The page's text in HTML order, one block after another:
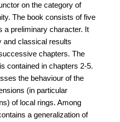
on the category of
The book consists of five
a preliminary character. It
and classical results
chapters. The
contained in chapters 2-5.
the behaviour of the
(in particular
of local rings. Among
a generalization of